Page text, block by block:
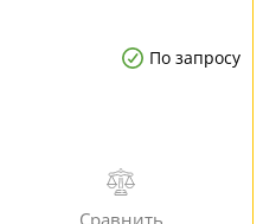
По запросу